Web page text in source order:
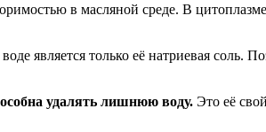
в масляной среде. В
является только её натриевая соль.
удалять лишнюю воду. Это её